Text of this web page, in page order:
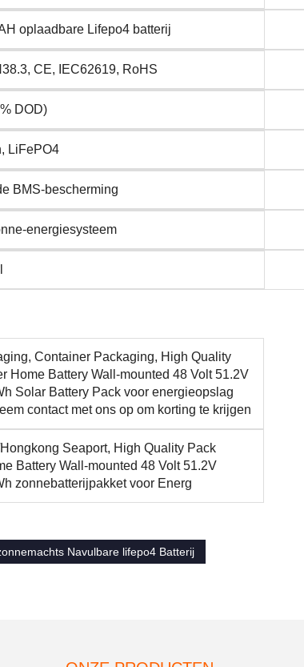
oplaadbare Lifepo4 batterij
CE, IEC62619, RoHS
DOD)
LiFePO4
BMS-bescherming
energiesysteem
Container Packaging, High Quality
Home Battery Wall-mounted 48 Volt 51.2V
Solar Battery Pack voor energieopslag
contact met ons op om korting te krijgen
Seaport, High Quality Pack
Battery Wall-mounted 48 Volt 51.2V
zonnebatterijpakket voor Energ
Navulbare lifepo4 Batterij